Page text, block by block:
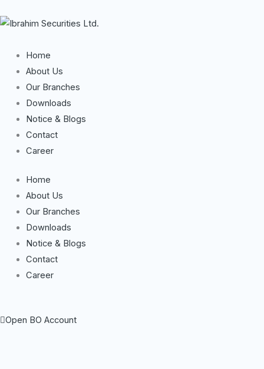
Home
About Us
Our Branches
Downloads
Notice & Blogs
Contact
Career
Home
About Us
Our Branches
Downloads
Notice & Blogs
Contact
Career
Open BO Account
to